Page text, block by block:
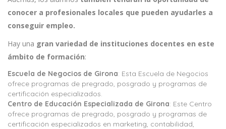
conocer a profesionales locales que pueden ayudarles a
conseguir empleo.
Hay una gran variedad de instituciones docentes en este
ámbito de formación:
Escuela de Negocios de Girona: Esta Escuela de Negocios
ofrece programas de pregrado, posgrado y programas de
certificación especializados.
Centro de Educación Especializada de Girona: Este Centro
ofrece programas de pregrado, posgrado y programas de
certificación especializados en marketing, contabilidad,